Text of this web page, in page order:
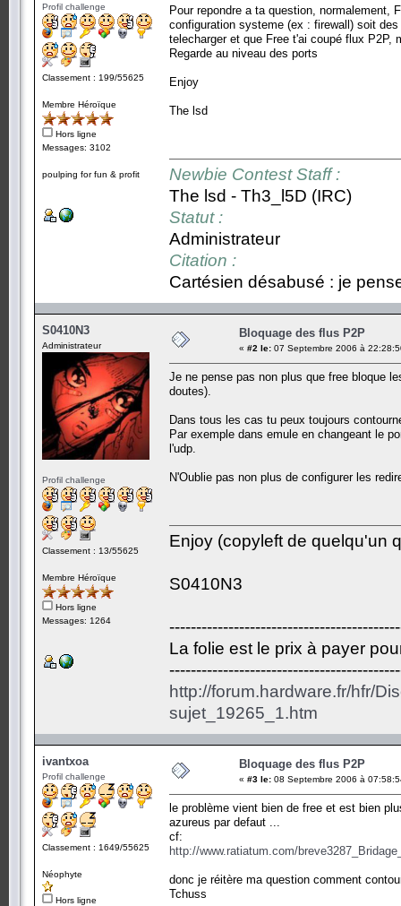
Profil challenge
Classement : 199/55625
Membre Héroïque
Hors ligne
Messages: 3102
poulping for fun & profit
Pour repondre a ta question,
configuration systeme (ex : firewall) soit
telecharger et que Free t'ai coupé flux P2P,
Regarde au niveau des ports
Enjoy
The lsd
Newbie Contest Staff :
The lsd - Th3_l5D (IRC)
Statut :
Administrateur
Citation :
Cartésien désabusé : je
S0410N3
Administrateur
Profil challenge
Classement : 13/55625
Membre Héroïque
Hors ligne
Messages: 1264
Bloquage des flus P2P
« #2 le: 07 Septembre 2006 à
Je ne pense pas non plus que free bloque
doutes).
Dans tous les cas tu peux toujours
Par exemple dans emule en changeant le
l'udp.
N'Oublie pas non plus de configurer les
Enjoy (copyleft de quelqu'un
S0410N3
La folie est le prix à payer
http://forum.hardware.fr/hfr/
sujet_19265_1.htm
ivantxoa
Profil challenge
Classement : 1649/55625
Néophyte
Hors ligne
Bloquage des flus P2P
« #3 le: 08 Septembre 2006 à
le problème vient bien de free et est bien
azureus par defaut ...
cf:
http://www.ratiatum.com/
donc je réitère ma question comment
Tchuss